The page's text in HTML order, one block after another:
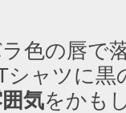
色の唇で
シャツに黒
気をかも